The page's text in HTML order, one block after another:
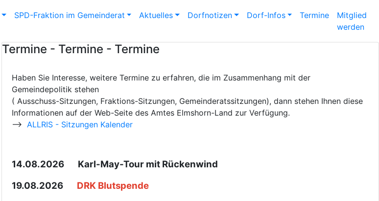
SPD-Fraktion im Gemeinderat Aktuelles Dorfnotizen Dorf-Infos Termine
Mitglied
werden
Termine - Termine - Termine
Haben Sie Interesse, weitere Termine zu erfahren, die im Zusammenhang mit der
Gemeindepolitik stehen
( Ausschuss-Sitzungen, Fraktions-Sitzungen, Gemeinderatssitzungen), dann stehen Ihnen diese
Informationen auf der Web-Seite des Amtes Elmshorn-Land zur Verfügung.
--> ALLRIS - Sitzungen Kalender
14.08.2026 Karl-May-Tour mit Rückenwind
19.08.2026 DRK Blutspende